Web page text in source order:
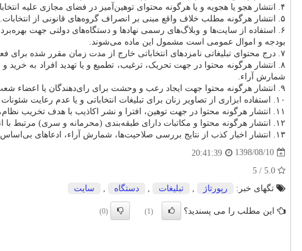
۴. انتشار هجو یا هجویه و یا هرگونه محتوای توهین‌آمیز در فضای مجازی علیه انتخابات.
۵. انتشار هرگونه مطلب خلاف واقع مبنی بر انصراف گروه‌های قانونی از انتخابات.
۶. استفاده از سایت‌ها و وبلاگ‌های رسمی نهادها و دستگاه‌های دولتی جهت
بودجه و اموال عمومی است مشمول این ماده می‌شوند.
۷. درج محتوای تبلیغاتی نامزدهای انتخاباتی خارج از مدت زمان مقرر شده برای فعالیت انتخاباتی.
۸. انتشار هرگونه محتوا در جهت تحریک‌، ترغیب‌، تطمیع و یا تهدید افراد به
شمارش آراء.
۹. انتشار هرگونه محتوا جهت ایجاد رعب و وحشت برای رای‌دهندگان یا اعضاء شعب.
۱۰. استفاده ابزاری از تصاویر زنان برای تبلیغات انتخاباتی و یا عدم رعایت شئونات اسلامی در انتشار تصاویر مربوط به زنانی که نامزد انتخاباتی می‌باشند.
۱۱. انتشار هرگونه محتوا در جهت توهین‌، افترا و نشر اکاذیب با هدف تخریب نظام‌، قوای سه‌گانه‌، سازمان‌های حکومتی و نهادهای اجرایی و نظارتی انتخابات به منظور بهره‌برداری انتخاباتی.
۱۲. انتشار هرگونه محتوا و مکاتبات دارای طبقه‌بندی (محرمانه و سری) مرتبط با انتخابات‌.
۱۳. انتشار اخبار کذب از نتایج بررسی صلاحیت‌ها‌، شمارش آراء‌، ادعاهای بی‌اساس پیرامون تقلب در انتخابات یا مخدوش بودن انتخابات بدون دلیل و مدرک.
1398/08/10
20:41:39
تگهای خبر:
رپورتاژ , تبلیغات , دستگاه , سایت
این مطلب را می پسندید؟ (1)
(0)